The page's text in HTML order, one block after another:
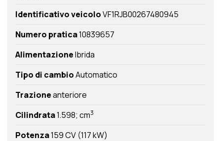
Identificativo veicoloVF1RJB00267480945
Numero pratica10839657
AlimentazioneIbrida
Tipo di cambioAutomatico
Trazioneanteriore
Cilindrata1.598; cm3
Potenza159 CV (117 kW)